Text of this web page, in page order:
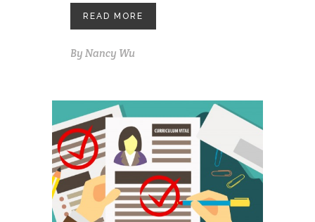
READ MORE
By Nancy Wu